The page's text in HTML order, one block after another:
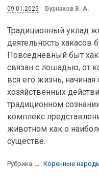
09.01.2025 Бурнаков В. А.
Традиционный уклад
деятельность хакасов
Повседневный быт
связан с лошадью, от
вся его жизнь,
хозяйственных
традиционном
комплекс
животном как о
существе.
Рубрика → Коренные